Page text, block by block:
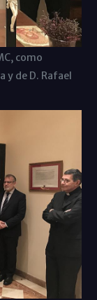
como
y de D. Rafael